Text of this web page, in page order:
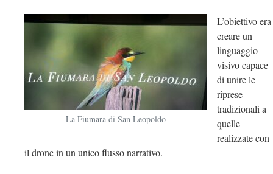
La Fiumara di San Leopoldo
L’obiettivo era
creare un
linguaggio
visivo capace
di unire le
riprese
tradizionali a
quelle
realizzate con
il drone in un unico flusso narrativo.